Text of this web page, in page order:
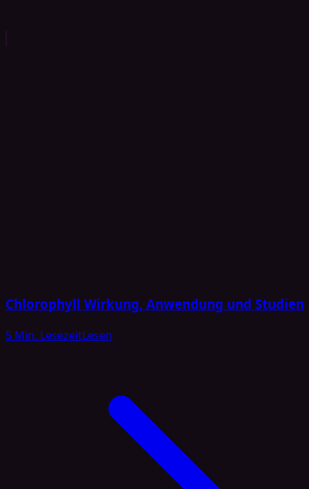
Chlorophyll Wirkung, Anwendung und Studien
5 Min. LesezeitLesen